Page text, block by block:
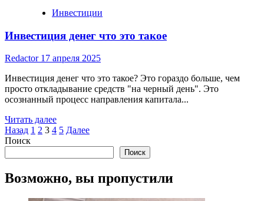
about
вложить
которых
нет
Инвестиции
Инвестиция денег что это такое
Redactor 17 апреля 2025
Инвестиция денег что это такое? Это гораздо больше, чем
просто откладывание средств "на черный день". Это
осознанный процесс направления капитала...
Читать далееRead
more
денег
это
Пагинация
записей
Назад 1 2 3 4 5 Далее
Поиск
Поиск
Возможно, вы пропустили